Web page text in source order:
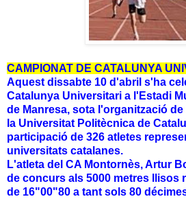
CAMPIONAT DE CATALUNYA
Aquest dissabte 10 d'abril s'ha
Catalunya Universitari a l'Estadi
de Manresa, sota l'organització
la Universitat Politècnica de
participació de 326 atletes
universitats catalanes.
L'atleta del CA Montornès, Artur
de concurs als 5000 metres llisos
de 16"00"80 a tant sols 80